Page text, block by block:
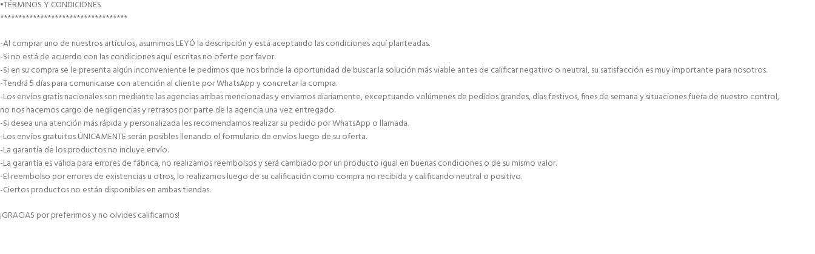
•TÉRMINOS Y CONDICIONES
***********************************
-Al comprar uno de nuestros artículos, asumimos LEYÓ la descripción y está aceptando las condiciones aquí planteadas.
-Si no está de acuerdo con las condiciones aquí escritas no oferte por favor.
-Si en su compra se le presenta algún inconveniente le pedimos que nos brinde la oportunidad de buscar la solución más viable antes de calificar negativo o neutral, su satisfacción es muy importante para nosotros.
-Tendrá 5 días para comunicarse con atención al cliente por WhatsApp y concretar la compra.
-Los envíos gratis nacionales son mediante las agencias arribas mencionadas y enviamos diariamente, exceptuando volúmenes de pedidos grandes, días festivos, fines de semana y situaciones fuera de nuestro control,
no nos hacemos cargo de negligencias y retrasos por parte de la agencia una vez entregado.
-Si desea una atención más rápida y personalizada les recomendamos realizar su pedido por WhatsApp o llamada.
-Los envíos gratuitos ÚNICAMENTE serán posibles llenando el formulario de envíos luego de su oferta.
-La garantía de los productos no incluye envío.
-La garantía es válida para errores de fábrica, no realizamos reembolsos y será cambiado por un producto igual en buenas condiciones o de su mismo valor.
-El reembolso por errores de existencias u otros, lo realizamos luego de su calificación como compra no recibida y calificando neutral o positivo.
-Ciertos productos no están disponibles en ambas tiendas.
¡GRACIAS por preferirnos y no olvides calificarnos!